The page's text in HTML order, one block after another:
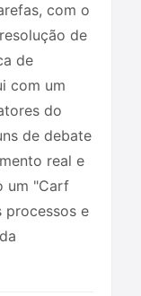
com o
de
de
com um
do
de debate
real e
um "Carf
processos e